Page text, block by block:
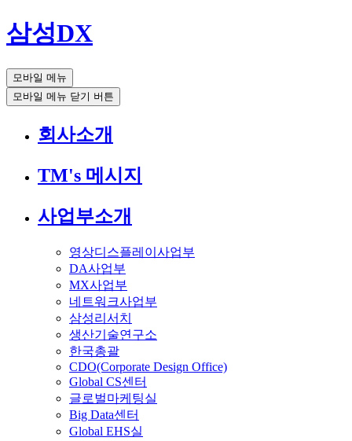
삼성DX
모바일 메뉴
모바일 메뉴 닫기 버튼
회사소개
TM's 메시지
사업부소개
영상디스플레이사업부
DA사업부
MX사업부
네트워크사업부
삼성리서치
생산기술연구소
한국총괄
CDO(Corporate Design Office)
Global CS센터
글로벌마케팅실
Big Data센터
Global EHS실